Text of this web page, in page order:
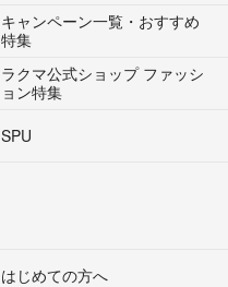
キャンペーン一覧・おすすめ
特集
ラクマ公式ショップ ファッシ
ョン特集
SPU
はじめての方へ